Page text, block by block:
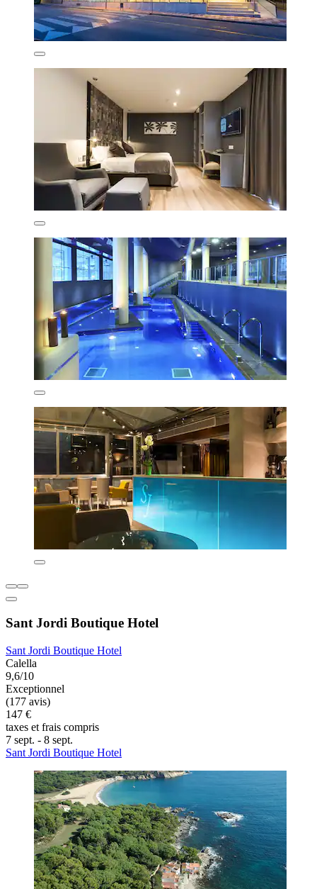
Sant Jordi Boutique Hotel
Sant Jordi Boutique Hotel
Calella
9,6/10
Exceptionnel
(177 avis)
147 €
taxes et frais compris
7 sept. - 8 sept.
Sant Jordi Boutique Hotel